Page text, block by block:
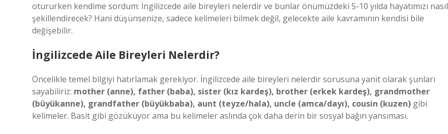
otururken kendime sordum: İngilizcede aile bireyleri nelerdir ve bunlar önümüzdeki 5-10 yılda hayatımızı nasıl
şekillendirecek? Hani düşünsenize, sadece kelimeleri bilmek değil, gelecekte aile kavramının kendisi bile
değişebilir.
İngilizcede Aile Bireyleri Nelerdir?
Öncelikle temel bilgiyi hatırlamak gerekiyor. İngilizcede aile bireyleri nelerdir sorusuna yanıt olarak şunları
sayabiliriz: mother (anne), father (baba), sister (kız kardeş), brother (erkek kardeş), grandmother
(büyükanne), grandfather (büyükbaba), aunt (teyze/hala), uncle (amca/dayı), cousin (kuzen) gibi
kelimeler. Basit gibi gözüküyor ama bu kelimeler aslında çok daha derin bir sosyal bağın yansıması.